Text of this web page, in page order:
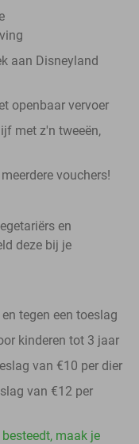
aan Disneyland
openbaar vervoer
met z'n tweeën,
vouchers!
en
deze bij je
tegen een toeslag
kinderen tot 3 jaar
van €10 per dier
van €12 per
maak je